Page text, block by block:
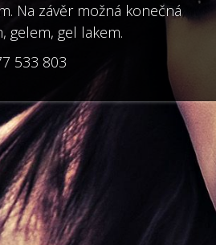
Na závěr možná konečná
gelem, gel lakem.
533 803